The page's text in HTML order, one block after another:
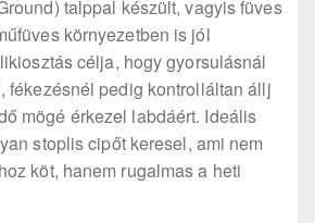
talppal készült, vagyis füves
környezetben is jól
célja, hogy gyorsulásnál
fékezésnél pedig kontrolláltan állj
mögé érkezel labdáért. Ideális
stoplis cipőt keresel, ami nem
köt, hanem rugalmas a heti